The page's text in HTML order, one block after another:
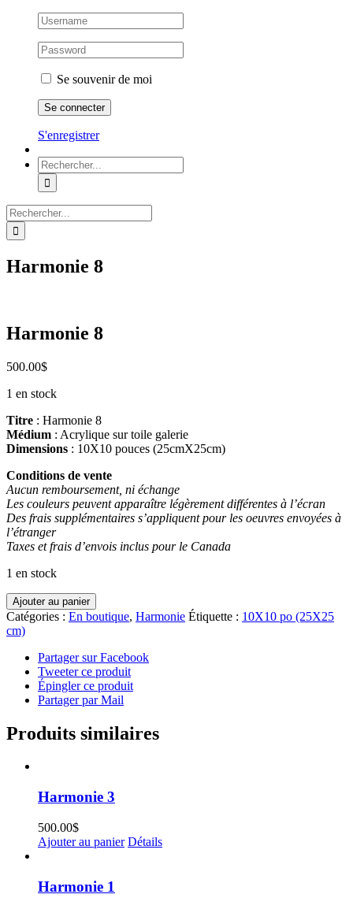
Se souvenir de moi
S'enregistrer
Rechercher:
Rechercher:
Harmonie 8
Harmonie 8
500.00$
1 en stock
Titre : Harmonie 8
Médium : Acrylique sur toile galerie
Dimensions : 10X10 pouces (25cmX25cm)
Conditions de vente
Aucun remboursement, ni échange
Les couleurs peuvent apparaître légèrement différentes à l’écran
Des frais supplémentaires s’appliquent pour les oeuvres envoyées à
l’étranger
Taxes et frais d’envois inclus pour le Canada
1 en stock
quantité
de
Harmonie
Ajouter au panier
Catégories : En boutique, Harmonie Étiquette : 10X10 po (25X25
cm)
Partager sur Facebook
Tweeter ce produit
Épingler ce produit
Partager par Mail
Produits similaires
Harmonie 3
500.00$
Ajouter au panier Détails
Harmonie 1